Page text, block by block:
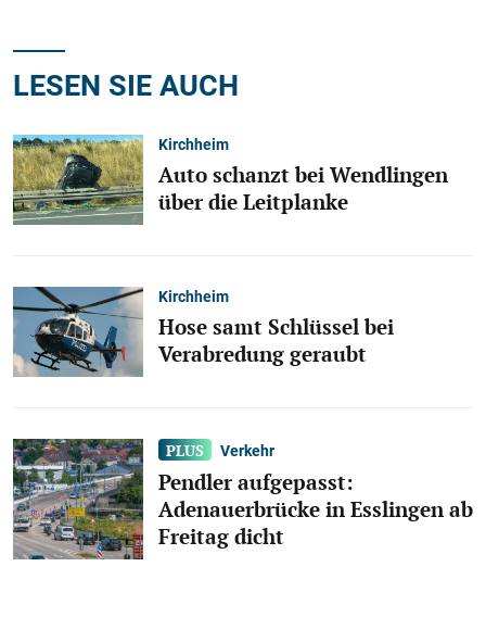
LESEN SIE AUCH
Kirchheim
Auto schanzt bei Wendlingen
über die Leitplanke
Kirchheim
Hose samt Schlüssel bei
Verabredung geraubt
Verkehr
Pendler aufgepasst:
Adenauerbrücke in Esslingen ab
Freitag dicht